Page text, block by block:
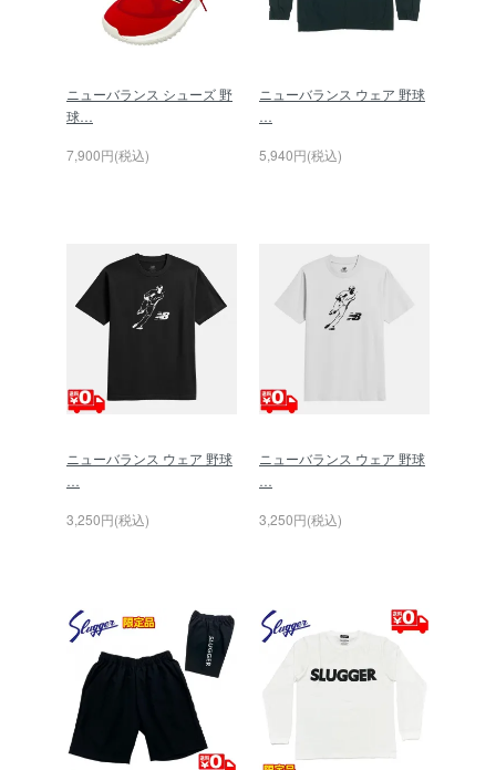
ニューバランス シューズ 野
球…
7,900円(税込)
ニューバランス ウェア 野球
…
5,940円(税込)
ニューバランス ウェア 野球
…
3,250円(税込)
ニューバランス ウェア 野球
…
3,250円(税込)